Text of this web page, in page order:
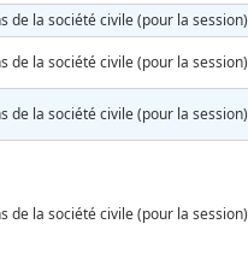
de la société civile (pour la session)
de la société civile (pour la session)
de la société civile (pour la session)
de la société civile (pour la session)